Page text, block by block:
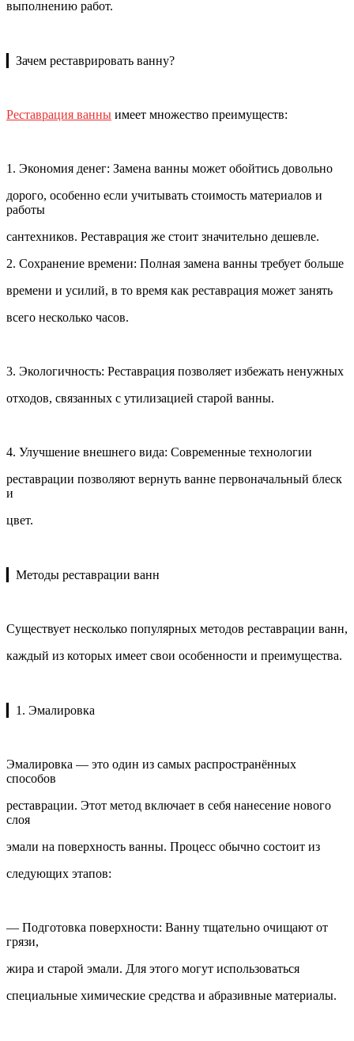
выполнению работ.
▎Зачем реставрировать ванну?
Реставрация ванны имеет множество преимуществ:
1. Экономия денег: Замена ванны может обойтись довольно
дорого, особенно если учитывать стоимость материалов и
работы
сантехников. Реставрация же стоит значительно дешевле.
2. Сохранение времени: Полная замена ванны требует больше
времени и усилий, в то время как реставрация может занять
всего несколько часов.
3. Экологичность: Реставрация позволяет избежать ненужных
отходов, связанных с утилизацией старой ванны.
4. Улучшение внешнего вида: Современные технологии
реставрации позволяют вернуть ванне первоначальный блеск
и
цвет.
▎Методы реставрации ванн
Существует несколько популярных методов реставрации ванн,
каждый из которых имеет свои особенности и преимущества.
▎1. Эмалировка
Эмалировка — это один из самых распространённых
способов
реставрации. Этот метод включает в себя нанесение нового
слоя
эмали на поверхность ванны. Процесс обычно состоит из
следующих этапов:
— Подготовка поверхности: Ванну тщательно очищают от
грязи,
жира и старой эмали. Для этого могут использоваться
специальные химические средства и абразивные материалы.